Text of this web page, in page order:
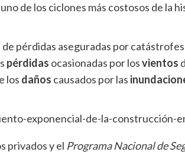
de los ciclones más costosos de la
pérdidas aseguradas por catástrofes
pérdidas ocasionadas por losvientos
los daños causados por las
privados y el Programa Nacional de